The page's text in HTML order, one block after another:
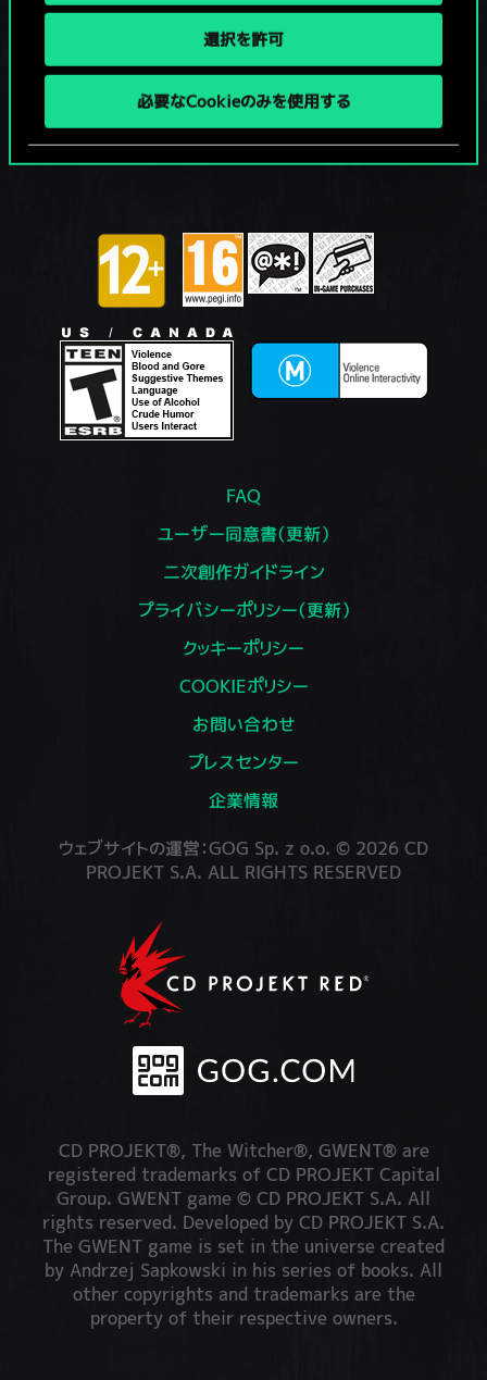
選択を許可
必要なCookieのみを使用する
FAQ
ユーザー同意書（更新）
二次創作ガイドライン
プライバシーポリシー（更新）
クッキーポリシー
COOKIEポリシー
お問い合わせ
プレスセンター
企業情報
ウェブサイトの運営：GOG Sp. z o.o. © 2026 CD
PROJEKT S.A. ALL RIGHTS RESERVED
CD PROJEKT®, The Witcher®, GWENT® are
registered trademarks of CD PROJEKT Capital
Group. GWENT game © CD PROJEKT S.A. All
rights reserved. Developed by CD PROJEKT S.A.
The GWENT game is set in the universe created
by Andrzej Sapkowski in his series of books. All
other copyrights and trademarks are the
property of their respective owners.